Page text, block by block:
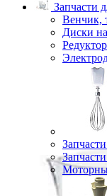
Запчасти
Венчик,
Диски